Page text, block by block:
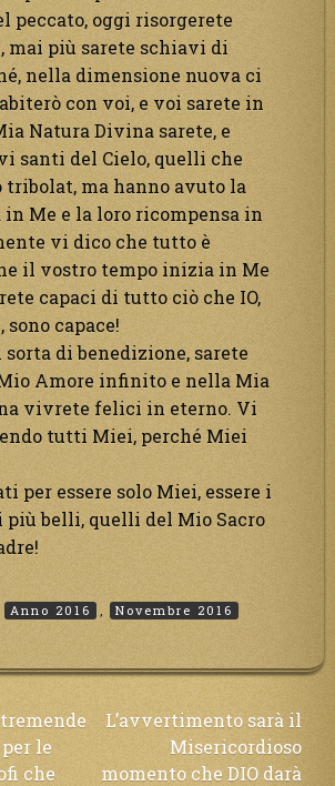
peccato, oggi risorgerete
mai più sarete schiavi di
nella dimensione nuova ci
con voi, e voi sarete in
Natura Divina sarete, e
santi del Cielo, quelli che
tribolat, ma hanno avuto la
Me e la loro ricompensa in
vi dico che tutto è
il vostro tempo inizia in Me
capaci di tutto ciò che IO,
sono capace!
di benedizione, sarete
Amore infinito e nella Mia
vivrete felici in eterno. Vi
tutti Miei, perché Miei
per essere solo Miei, essere i
belli, quelli del Mio Sacro
Anno 2016 , Novembre 2016
le
che
L’avvertimento sarà il
Misericordioso
momento che DIO darà